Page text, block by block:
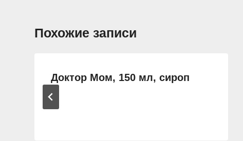
Похожие записи
Доктор Мом, 150 мл, сироп